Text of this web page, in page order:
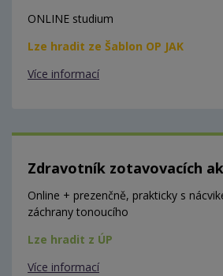
ONLINE studium
Lze hradit ze Šablon OP JAK
Více informací
Zdravotník zotavovacích
Online + prezenčně, prakticky s
záchrany tonoucího
Lze hradit z ÚP
Více informací